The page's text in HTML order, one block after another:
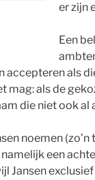
er zijn
Een
accepteren als
mag: als de
die niet ook al
noemen
namelijk een
Jansen